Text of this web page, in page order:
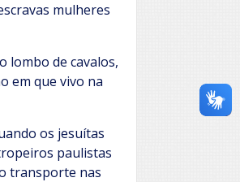
mulheres
lombo de cavalos,
em que vivo na
os jesuítas
paulistas
transporte nas